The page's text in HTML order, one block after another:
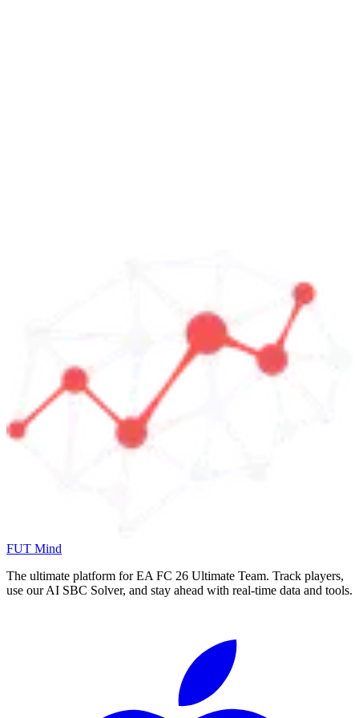
FUT Mind
The ultimate platform for EA FC 26 Ultimate Team. Track players,
use our AI SBC Solver, and stay ahead with real-time data and tools.